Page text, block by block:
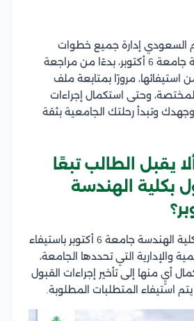
السعودي إدارة جميع خطوات
القبول بكلية الهندسة جامعة 6 أكتوبر، بدءًا من مراجعة
استيفائها، مرورًا بمتابعة ملف
وحتى استكمال إجراءات
وجهدك وتبدأ رحلتك الجامعية بثقة
يقبل الطالب تبعًا
بكلية الهندسة
يرتبط قبول الطالب بكلية الهندسة جامعة 6 أكتوبر باستيفاء
والإدارية التي تحددها الجامعة،
أيٍ منها إلى تأخير إجراءات القبول
استيفاء المتطلبات المطلوبة.